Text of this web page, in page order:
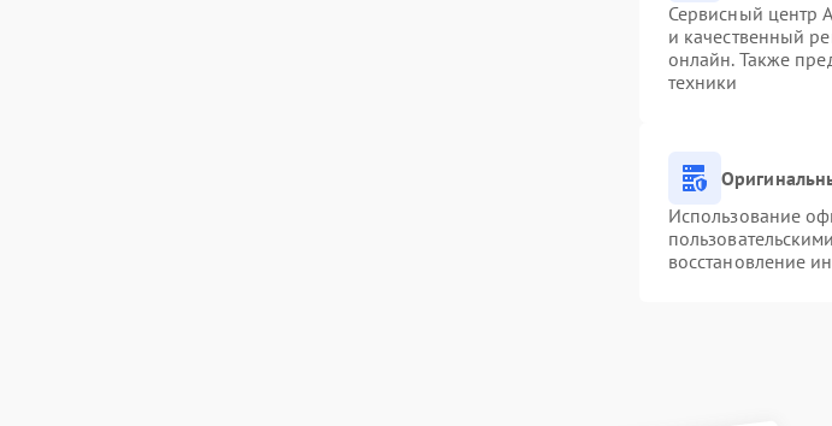
Сервисный центр
и качественный
онлайн. Также
техники
Использование
восстановление